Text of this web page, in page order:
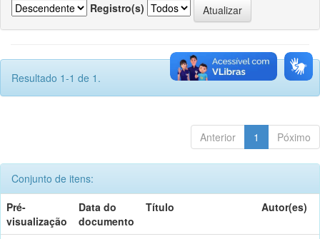
Registro(s)
Resultado 1-1 de 1.
Anterior 1 Póximo
Conjunto de itens:
Pré-
visualização
Data do
documento
Título Autor(es)